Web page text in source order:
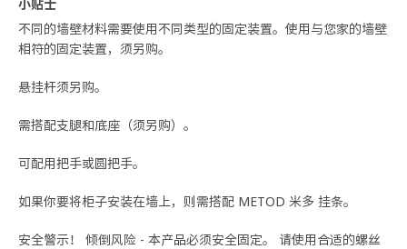
小贴士
不同的墙壁材料需要使用不同类型的固定装置。使用与您家的墙壁
相符的固定装置，须另购。
悬挂杆须另购。
需搭配支腿和底座（须另购）。
可配用把手或圆把手。
如果你要将柜子安装在墙上，则需搭配 METOD 米多 挂条。
安全警示！ 倾倒风险 - 本产品必须安全固定。 请使用合适的螺丝